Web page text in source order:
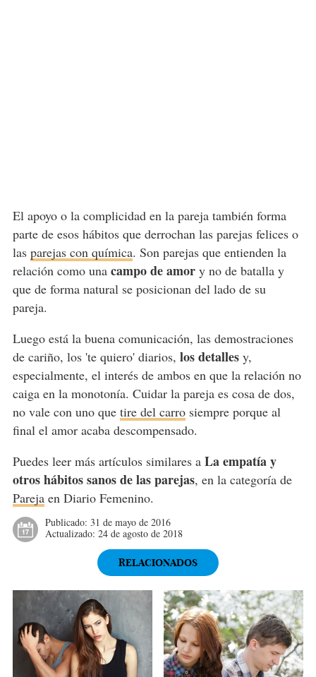
El apoyo o la complicidad en la pareja también forma
parte de esos hábitos que derrochan las parejas felices o
las parejas con química. Son parejas que entienden la
relación como una campo de amory no de batalla y
que de forma natural se posicionan del lado de su
pareja.
Luego está la buena comunicación, las demostraciones
de cariño, los 'te quiero' diarios, los detallesy,
especialmente, el interés de ambos en que la relación no
caiga en la monotonía. Cuidar la pareja es cosa de dos,
no vale con uno que tire del carrosiempre porque al
final el amor acaba descompensado.
Puedes leer más artículos similares a La empatía y
otros hábitos sanos de las parejas, en la categoría de
Parejaen Diario Femenino.
Publicado: 31 de mayo de 2016
Actualizado: 24 de agosto de 2018
RELACIONADOS